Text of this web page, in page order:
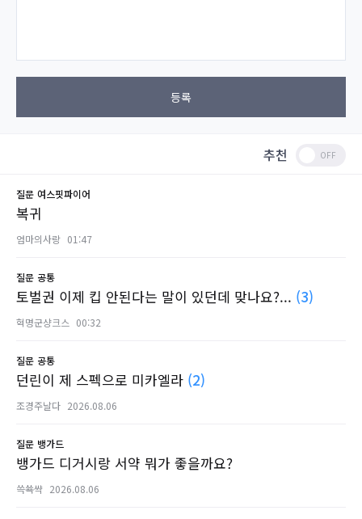
등록
추천
질문 여스핏파이어
복귀
엄마의사랑 01:47
질문 공통
토벌권 이제 킵 안된다는 말이 있던데 맞나요?... (3)
혁명군샹크스 00:32
질문 공통
던린이 제 스펙으로 미카엘라 (2)
조경주날다 2026.08.06
질문 뱅가드
뱅가드 디거시랑 서약 뭐가 좋을까요?
쓱쑉쌱 2026.08.06